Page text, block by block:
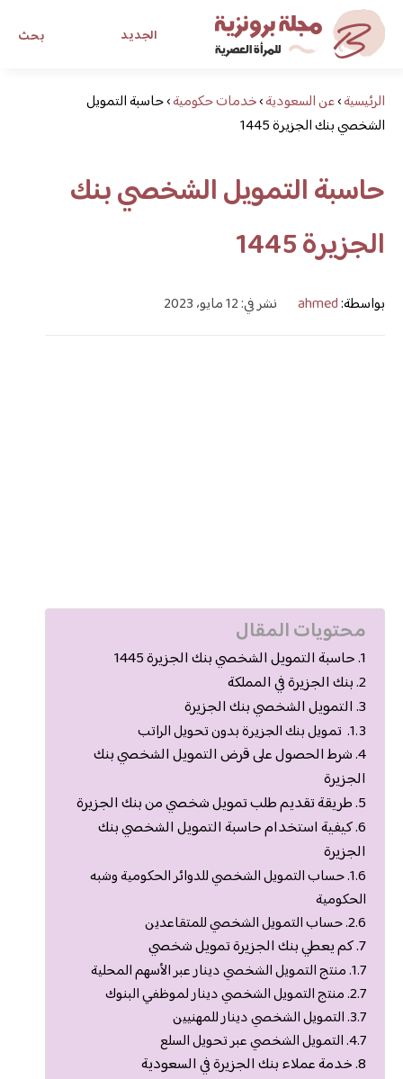
بحث الجديد
مجلة برونزية للفتاة العصريةالرئيسية›عن السعودية›خدمات حكومية›حاسبة التمويل
الشخصي بنك الجزيرة 1445
حاسبة التمويل الشخصي بنك
الجزيرة 1445
بواسطة:ahmed نشر في: 12 مايو، 2023
محتويات المقال
حاسبة التمويل الشخصي بنك الجزيرة 1445
بنك الجزيرة في المملكة
التمويل الشخصي بنك الجزيرة
تمويل بنك الجزيرة بدون تحويل الراتب
شرط الحصول على قرض التمويل الشخصي بنك
الجزيرة
طريقة تقديم طلب تمويل شخصي من بنك الجزيرة
كيفية استخدام حاسبة التمويل الشخصي بنك
الجزيرة
حساب التمويل الشخصي للدوائر الحكومية وشبه
الحكومية
حساب التمويل الشخصي للمتقاعدين
كم يعطي بنك الجزيرة تمويل شخصي
منتج التمويل الشخصي دينار عبر الأسهم المحلية
منتج التمويل الشخصي دينار لموظفي البنوك
التمويل الشخصي دينار للمهنيين
التمويل الشخصي عبر تحويل السلع
خدمة عملاء بنك الجزيرة في السعودية